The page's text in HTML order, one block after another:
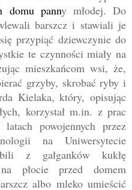
domu panny młodej. Do
barszcz i stawiali je
przypiąć dziewczynie do
te czynności miały na
mieszkańcom wsi, że,
grzyby, skrobać ryby i
Kielaka, który, opisując
korzystał m.in. z prac
powojennych przez
na Uniwersytecie
z gałganków kukłę
płocie przed domem
albo mleko umieścić